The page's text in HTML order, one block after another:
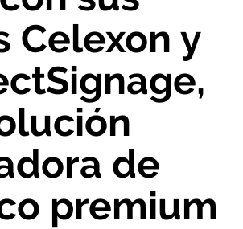
Celexon y
de
premium